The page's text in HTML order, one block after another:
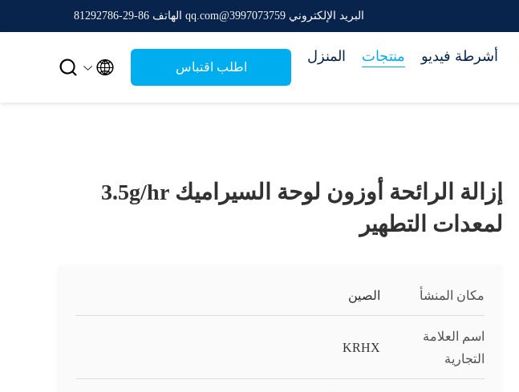
البريد الإلكتروني 3997073759@qq.com الهاتف 86-29-81292786
المنزل منتجات أشرطة فيديو
اطلب اقتباس 

إزالة الرائحة أوزون لوحة السيراميك 3.5g/hr
لمعدات التطهير
مكان المنشأ الصين
اسم العلامة
التجارية
KRHX